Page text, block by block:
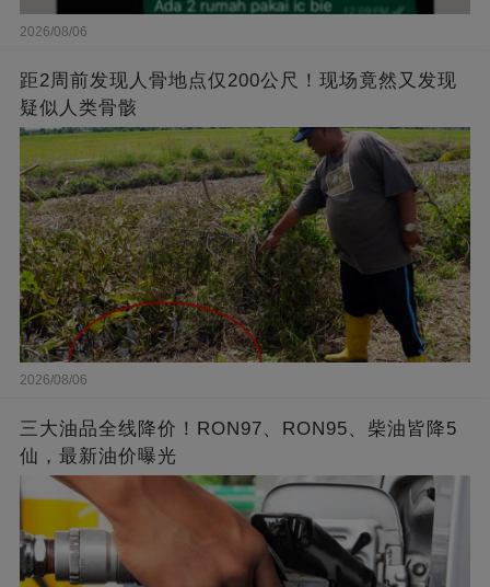
2026/08/06
距2周前发现人骨地点仅200公尺！现场竟然又发现
疑似人类骨骸
2026/08/06
三大油品全线降价！RON97、RON95、柴油皆降5
仙，最新油价曝光